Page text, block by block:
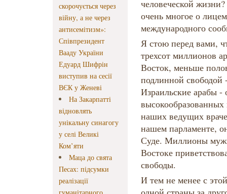
скорочується через
війну, а не через
антисемітизм»:
Співпрезидент
Вааду України
Едуард Шифрін
виступив на сесії
ВЄК у Женеві
На Закарпатті
відновлять
унікальну синагогу
у селі Великі
Ком’яти
Маца до свята
Песах: підсумки
реалізації
человеческой
очень многое о
международного
Я стою перед вами,
трехсот миллионов
Восток, меньше
подлинной свободой
Израильские арабы -
наших ведущих
нашем парламенте,
Суде. Миллионы
Востоке
свободы.
И тем не менее с